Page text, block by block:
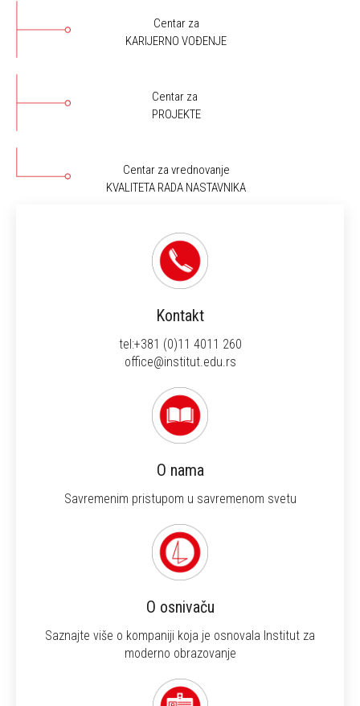
Centar za
KARIJERNO VOĐENJE
Centar za
PROJEKTE
Centar za vrednovanje
KVALITETA RADA NASTAVNIKA
Kontakt
tel:+381 (0)11 4011 260
office@institut.edu.rs
O nama
Savremenim pristupom u savremenom svetu
O osnivaču
Saznajte više o kompaniji koja je osnovala Institut za
moderno obrazovanje